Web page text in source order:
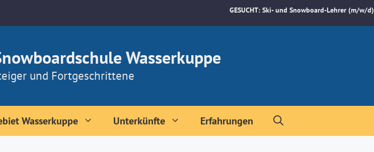
GESUCHT: Ski- und Snowboard-Lehrer (m/w/d)
Wasserkuppe
und Fortgeschrittene
Wasserkuppe Unterkünfte Erfahrungen